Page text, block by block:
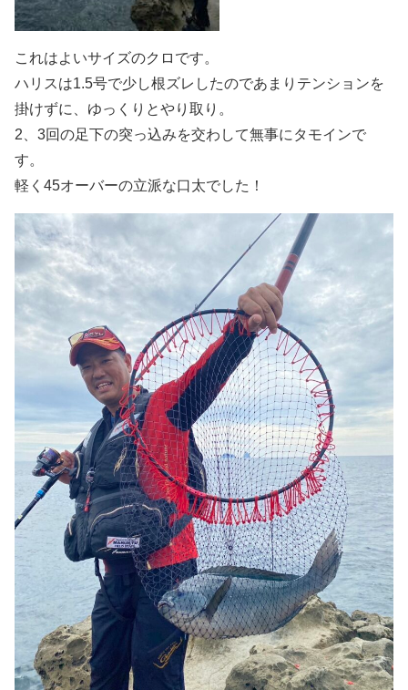
これはよいサイズのクロです。
ハリスは1.5号で少し根ズレしたのであまりテンションを
掛けずに、ゆっくりとやり取り。
2、3回の足下の突っ込みを交わして無事にタモインで
す。
軽く45オーバーの立派な口太でした！